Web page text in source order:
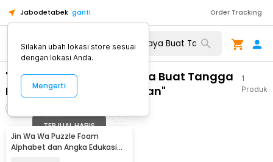
Jabodetabek ganti Order Tracking
"WA 0859 3970 0884 Biaya Buat Tangga
Industrialis Ngaglik Sleman"
1
Produk
TERJUAL HABIS
Jin Wa Wa Puzzle Foam
Alphabet dan Angka Edukasi
Silakan ubah lokasi store sesuai
dengan lokasi Anda.
Mengerti